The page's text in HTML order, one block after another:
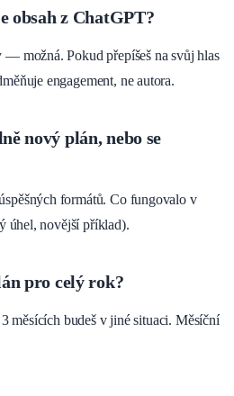
obsah z ChatGPT?
— možná. Pokud přepíšeš na svůj hlas
engagement, ne autora.
nový plán, nebo se
formátů. Co fungovalo v
úhel, novější příklad).
pro celý rok?
měsících budeš v jiné situaci. Měsíční